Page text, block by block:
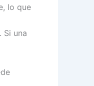
lo que
Si una